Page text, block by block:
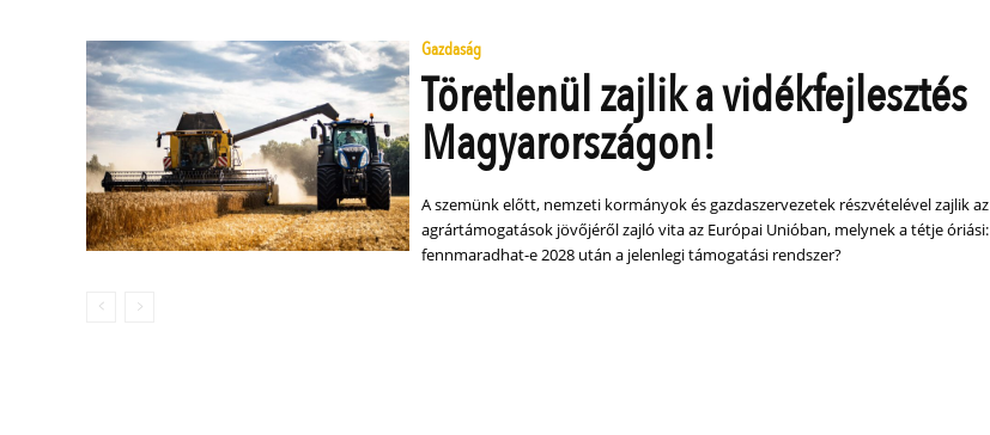
Gazdaság
Töretlenül zajlik a vidékfejlesztés
Magyarországon!
A szemünk előtt, nemzeti kormányok és gazdaszervezetek részvételével zajlik az
agrártámogatások jövőjéről zajló vita az Európai Unióban, melynek a tétje óriási:
fennmaradhat-e 2028 után a jelenlegi támogatási rendszer?